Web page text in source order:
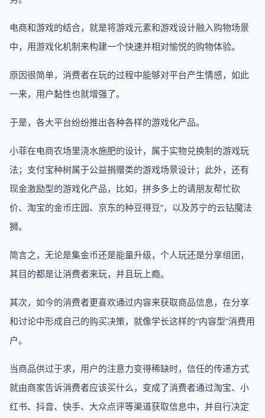
电商和游戏的结合，就是将游戏元素和游戏设计融入购物场景
中，用游戏化机制来构建一个快速并相对愉悦的购物体验。
原因很简单，消费者在玩的过程中能够对平台产生情感，如此
一来，用户黏性也就增强了。
于是，各大平台纷纷推出各种各样的游戏化产品。
小菲在电商农场里浇水施肥的设计，属于实物兑换制的游戏玩
法；支付宝种树属于公益捐赠类的游戏场景设计；此外，还有
现金激励型的游戏化产品，比如，拼多多上的请朋友帮忙砍
价、淘宝的金币庄园、京东的种豆得豆”，以及苏宁的云钻魔法
狮。
简言之，无论是集金币还是能量升级，个人玩还是分享组团，
其目的都是让消费者来玩，并且玩上瘾。
其次，如今的消费者更喜欢通过内容来获取商品信息，在分享
和讨论中形成自己的购买决策，就像学长这样的“内容型”消费用
户。
当商品供过于求，用户的注意力变得稀缺时，信任的传递方式
就由商家告诉消费者应该买什么，变成了消费者通过淘宝、小
红书、抖音、快手、大众点评等渠道获取信息中，并自行决定